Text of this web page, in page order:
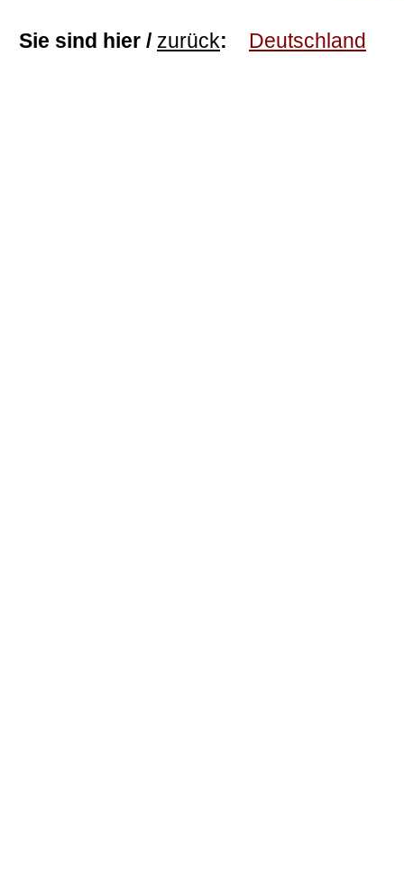
Sie sind hier / zurück: Deutschland